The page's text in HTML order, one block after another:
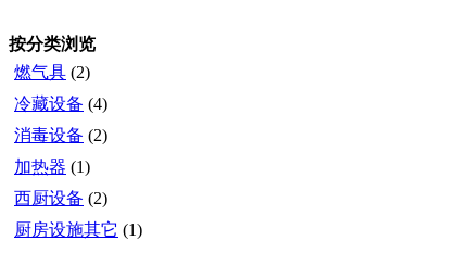
按分类浏览
燃气具 (2)
冷藏设备 (4)
消毒设备 (2)
加热器 (1)
西厨设备 (2)
厨房设施其它 (1)